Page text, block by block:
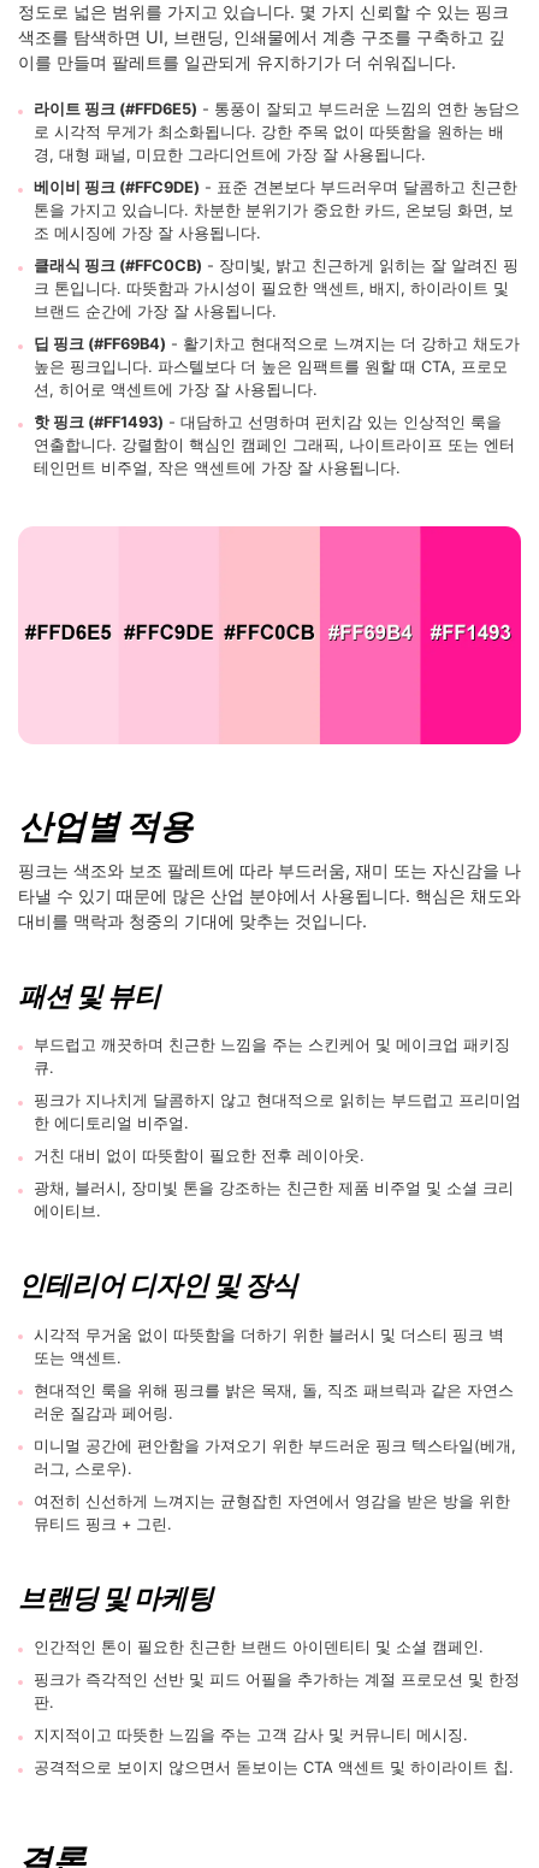
정도로 넓은 범위를 가지고 있습니다. 몇 가지 신뢰할 수 있는 핑크
색조를 탐색하면 UI, 브랜딩, 인쇄물에서 계층 구조를 구축하고 깊
이를 만들며 팔레트를 일관되게 유지하기가 더 쉬워집니다.
라이트 핑크 (#FFD6E5) - 통풍이 잘되고 부드러운 느낌의 연한 농담으
로 시각적 무게가 최소화됩니다. 강한 주목 없이 따뜻함을 원하는 배
경, 대형 패널, 미묘한 그라디언트에 가장 잘 사용됩니다.
베이비 핑크 (#FFC9DE) - 표준 견본보다 부드러우며 달콤하고 친근한
톤을 가지고 있습니다. 차분한 분위기가 중요한 카드, 온보딩 화면, 보
조 메시징에 가장 잘 사용됩니다.
클래식 핑크 (#FFC0CB) - 장미빛, 밝고 친근하게 읽히는 잘 알려진 핑
크 톤입니다. 따뜻함과 가시성이 필요한 액센트, 배지, 하이라이트 및
브랜드 순간에 가장 잘 사용됩니다.
딥 핑크 (#FF69B4) - 활기차고 현대적으로 느껴지는 더 강하고 채도가
높은 핑크입니다. 파스텔보다 더 높은 임팩트를 원할 때 CTA, 프로모
션, 히어로 액센트에 가장 잘 사용됩니다.
핫 핑크 (#FF1493) - 대담하고 선명하며 펀치감 있는 인상적인 룩을
연출합니다. 강렬함이 핵심인 캠페인 그래픽, 나이트라이프 또는 엔터
테인먼트 비주얼, 작은 액센트에 가장 잘 사용됩니다.
산업별 적용
핑크는 색조와 보조 팔레트에 따라 부드러움, 재미 또는 자신감을 나
타낼 수 있기 때문에 많은 산업 분야에서 사용됩니다. 핵심은 채도와
대비를 맥락과 청중의 기대에 맞추는 것입니다.
패션 및 뷰티
부드럽고 깨끗하며 친근한 느낌을 주는 스킨케어 및 메이크업 패키징
큐.
핑크가 지나치게 달콤하지 않고 현대적으로 읽히는 부드럽고 프리미엄
한 에디토리얼 비주얼.
거친 대비 없이 따뜻함이 필요한 전후 레이아웃.
광채, 블러시, 장미빛 톤을 강조하는 친근한 제품 비주얼 및 소셜 크리
에이티브.
인테리어 디자인 및 장식
시각적 무거움 없이 따뜻함을 더하기 위한 블러시 및 더스티 핑크 벽
또는 액센트.
현대적인 룩을 위해 핑크를 밝은 목재, 돌, 직조 패브릭과 같은 자연스
러운 질감과 페어링.
미니멀 공간에 편안함을 가져오기 위한 부드러운 핑크 텍스타일(베개,
러그, 스로우).
여전히 신선하게 느껴지는 균형잡힌 자연에서 영감을 받은 방을 위한
뮤티드 핑크 + 그린.
브랜딩 및 마케팅
인간적인 톤이 필요한 친근한 브랜드 아이덴티티 및 소셜 캠페인.
핑크가 즉각적인 선반 및 피드 어필을 추가하는 계절 프로모션 및 한정
판.
지지적이고 따뜻한 느낌을 주는 고객 감사 및 커뮤니티 메시징.
공격적으로 보이지 않으면서 돋보이는 CTA 액센트 및 하이라이트 칩.